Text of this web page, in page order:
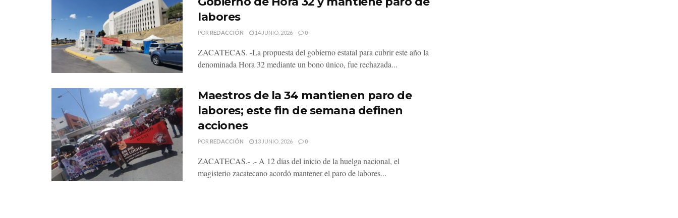
labores
POR REDACCIÓN 14 JUNIO, 2026 0
ZACATECAS. -La propuesta del gobierno estatal para cubrir este año la
denominada Hora 32 mediante un bono único, fue rechazada...
Maestros de la 34 mantienen paro de
labores; este fin de semana definen
acciones
POR REDACCIÓN 13 JUNIO, 2026 0
ZACATECAS.- .- A 12 días del inicio de la huelga nacional, el
magisterio zacatecano acordó mantener el paro de labores...